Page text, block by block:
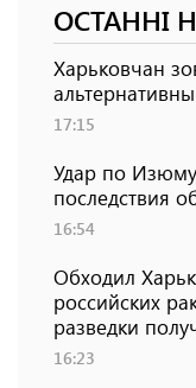
ОСТАННІ
Харьковчан
17:15
Удар по
последствия
16:54
Обходил
российских
разведки
16:23